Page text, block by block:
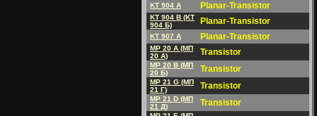
KT 904 A Planar-Transistor
KT 904 B (KT
904 Б)
Planar-Transistor
KT 907 A Planar-Transistor
MP 20 A (MП
20 A)
Transistor
MP 20 B (MП
20 Б)
Transistor
MP 21 G (MП
21 Г)
Transistor
MP 21 D (MП
21 Д)
Transistor